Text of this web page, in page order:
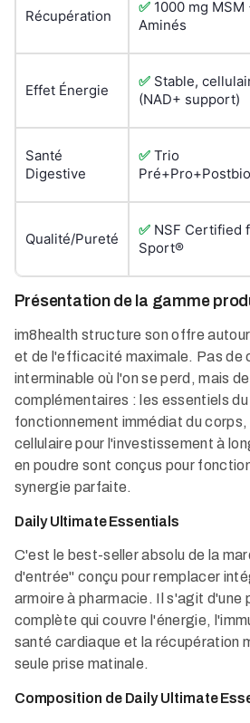
Récupération
✅1000 mg MSM
Aminés
Effet Énergie
✅Stable,
(NAD+ support)
Santé
Digestive
✅Trio
Qualité/Pureté
✅NSF Certified
Sport®
Présentation de la gamme
im8health structure son offre
et de l'efficacité maximale. Pas de
interminable où l'on se perd, mais
complémentaires : les essentiels
fonctionnement immédiat du
cellulaire pour l'investissement à
en poudre sont conçus pour
synergie parfaite.
Daily Ultimate Essentials
C'est le best-seller absolu de la
d'entrée" conçu pour remplacer
armoire à pharmacie. Il s'agit d'une
complète qui couvre l'énergie,
santé cardiaque et la récupération
seule prise matinale.
Composition de Daily Ultimate